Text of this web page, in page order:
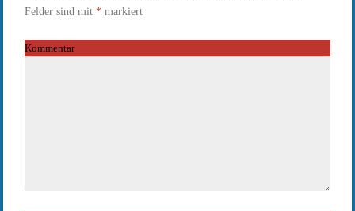
Felder sind mit *markiert
Kommentar